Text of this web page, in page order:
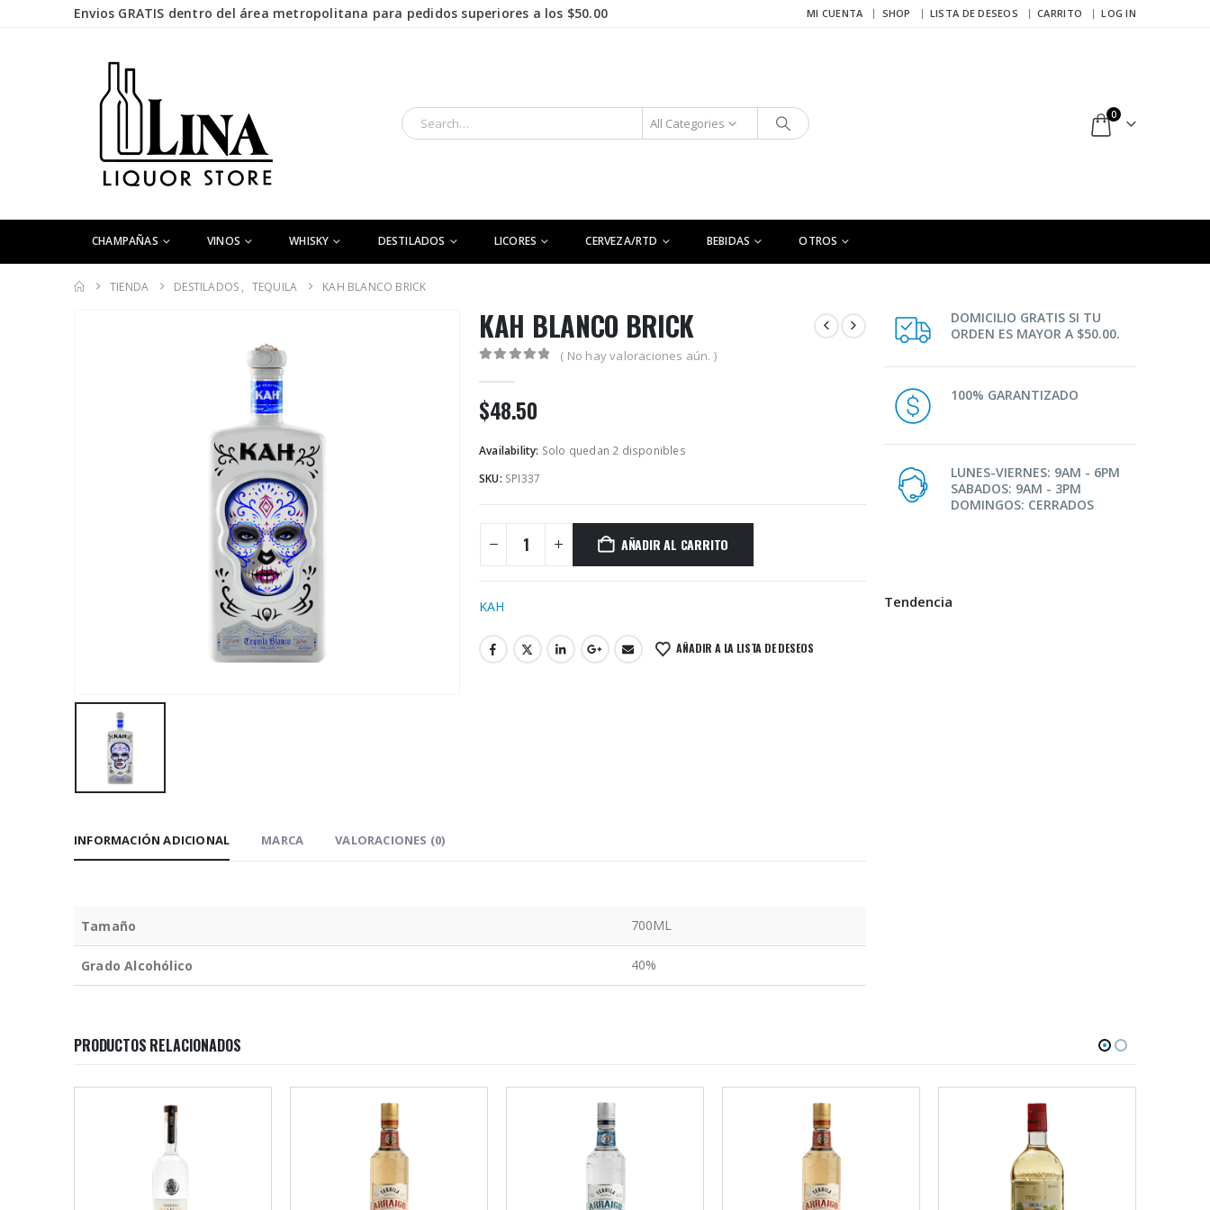
Envios GRATIS dentro del área metropolitana para pedidos superiores a los $50.00 MI CUENTA SHOP LISTA DE DESEOS CARRITO LOG IN
All Categories
0
CHAMPAÑAS VINOS WHISKY DESTILADOS LICORES CERVEZA/RTD BEBIDAS OTROS
TIENDA DESTILADOS , TEQUILA KAH BLANCO BRICK
KAH BLANCO BRICK
( No hay valoraciones aún. )
$48.50
Availability: Solo quedan 2 disponibles
SKU: SPI337
AÑADIR AL CARRITO
KAH
AÑADIR A LA LISTA DE DESEOS
INFORMACIÓN ADICIONAL MARCA VALORACIONES (0)
Tamaño 700ML
Grado Alcohólico 40%
DOMICILIO GRATIS SI TU
ORDEN ES MAYOR A $50.00.
100% GARANTIZADO
LUNES-VIERNES: 9AM - 6PM
SABADOS: 9AM - 3PM
DOMINGOS: CERRADOS
Tendencia
PRODUCTOS RELACIONADOS